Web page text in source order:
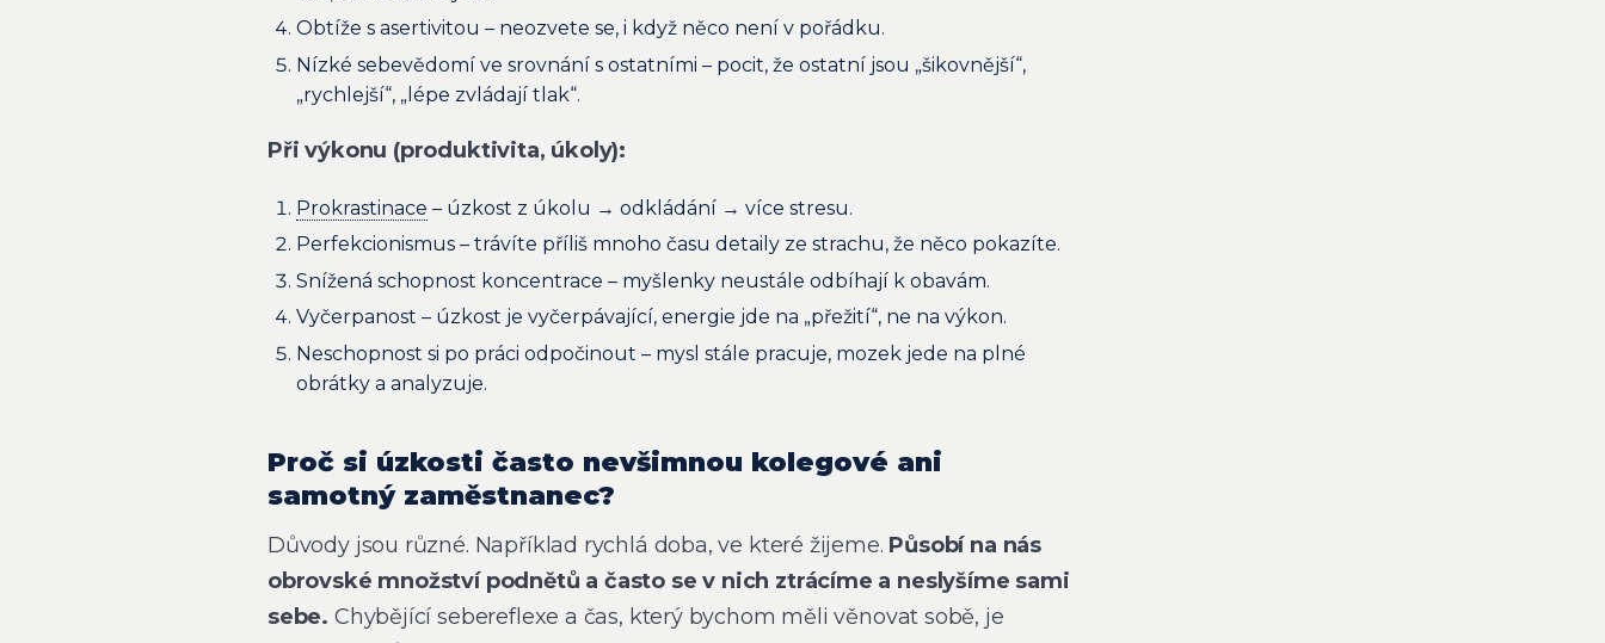
Obtíže s asertivitou – neozvete se, i když něco není v pořádku.
Nízké sebevědomí ve srovnání s ostatními – pocit, že ostatní jsou „šikovnější“,
„rychlejší“, „lépe zvládají tlak“.
Při výkonu (produktivita, úkoly):
Prokrastinace – úzkost z úkolu → odkládání → více stresu.
Perfekcionismus – trávíte příliš mnoho času detaily ze strachu, že něco pokazíte.
Snížená schopnost koncentrace – myšlenky neustále odbíhají k obavám.
Vyčerpanost – úzkost je vyčerpávající, energie jde na „přežití“, ne na výkon.
Neschopnost si po práci odpočinout – mysl stále pracuje, mozek jede na plné
obrátky a analyzuje.
Proč si úzkosti často nevšimnou kolegové ani
samotný zaměstnanec?
Důvody jsou různé. Například rychlá doba, ve které žijeme. Působí na nás
obrovské množství podnětů a často se v nich ztrácíme a neslyšíme sami
sebe. Chybějící sebereflexe a čas, který bychom měli věnovat sobě, je